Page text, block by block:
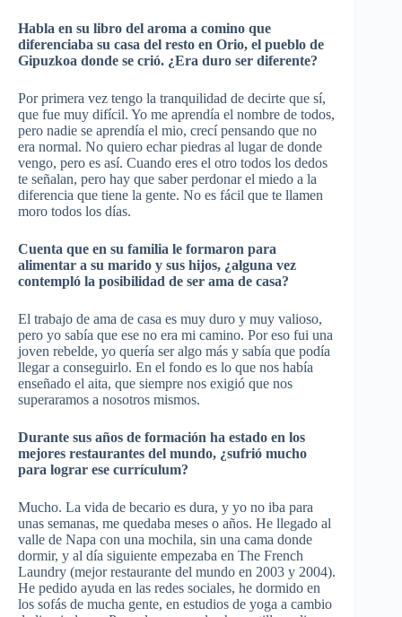
Habla en su libro del aroma a comino que
diferenciaba su casa del resto en Orio, el pueblo de
Gipuzkoa donde se crió. ¿Era duro ser diferente?
Por primera vez tengo la tranquilidad de decirte que sí,
que fue muy difícil. Yo me aprendía el nombre de todos,
pero nadie se aprendía el mio, crecí pensando que no
era normal. No quiero echar piedras al lugar de donde
vengo, pero es así. Cuando eres el otro todos los dedos
te señalan, pero hay que saber perdonar el miedo a la
diferencia que tiene la gente. No es fácil que te llamen
moro todos los días.
Cuenta que en su familia le formaron para
alimentar a su marido y sus hijos, ¿alguna vez
contempló la posibilidad de ser ama de casa?
El trabajo de ama de casa es muy duro y muy valioso,
pero yo sabía que ese no era mi camino. Por eso fui una
joven rebelde, yo quería ser algo más y sabía que podía
llegar a conseguirlo. En el fondo es lo que nos había
enseñado el aita, que siempre nos exigió que nos
superaramos a nosotros mismos.
Durante sus años de formación ha estado en los
mejores restaurantes del mundo, ¿sufrió mucho
para lograr ese currículum?
Mucho. La vida de becario es dura, y yo no iba para
unas semanas, me quedaba meses o años. He llegado al
valle de Napa con una mochila, sin una cama donde
dormir, y al día siguiente empezaba en The French
Laundry (mejor restaurante del mundo en 2003 y 2004).
He pedido ayuda en las redes sociales, he dormido en
los sofás de mucha gente, en estudios de yoga a cambio